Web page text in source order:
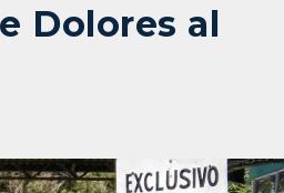
Dolores al